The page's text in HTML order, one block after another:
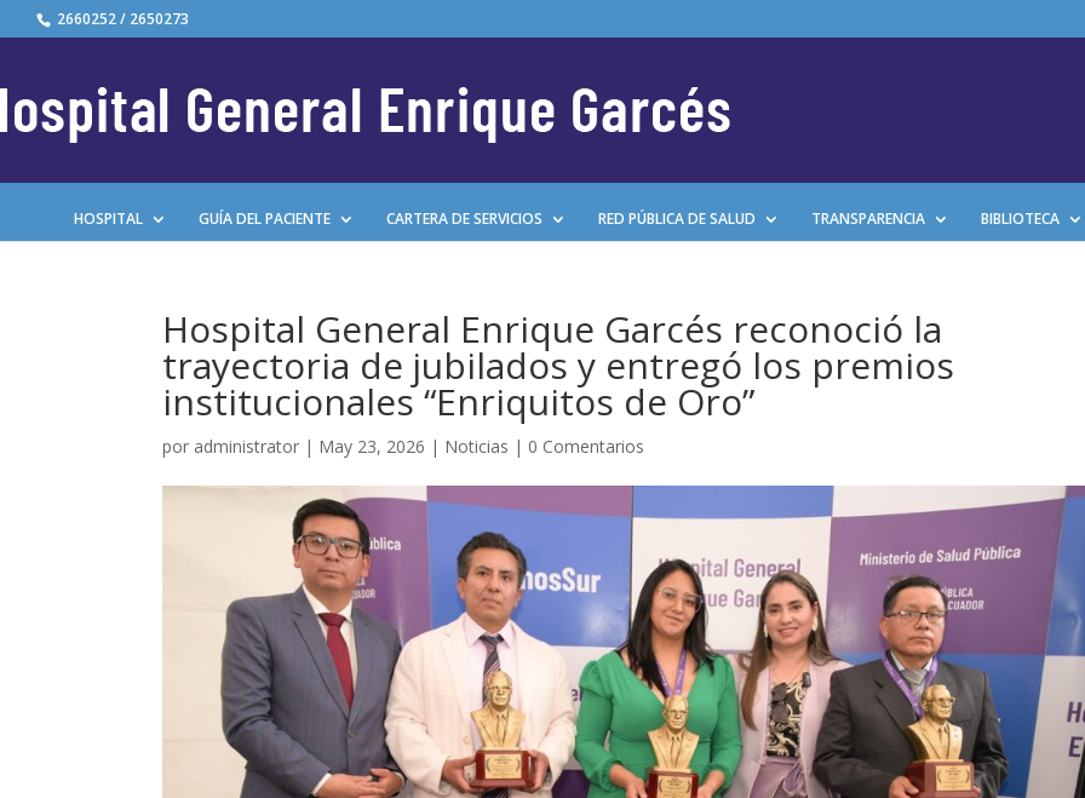
2660252 / 2650273
HOSPITAL GUÍA DEL PACIENTE CARTERA DE SERVICIOS RED PÚBLICA DE SALUD TRANSPARENCIA BIBLIOTECA
Hospital General Enrique Garcés reconoció la
trayectoria de jubilados y entregó los premios
institucionales “Enriquitos de Oro”
por administrator | May 23, 2026 | Noticias | 0 Comentarios